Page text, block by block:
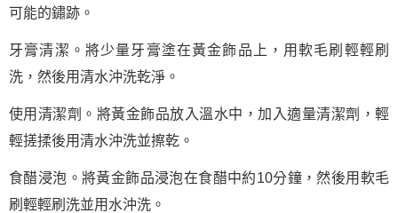
可能的鏽跡。
牙膏清潔。將少量牙膏塗在黃金飾品上，用軟毛刷輕輕刷
洗，然後用清水沖洗乾淨。
使用清潔劑。將黃金飾品放入溫水中，加入適量清潔劑，輕
輕搓揉後用清水沖洗並擦乾。
食醋浸泡。將黃金飾品浸泡在食醋中約10分鐘，然後用軟毛
刷輕輕刷洗並用水沖洗。